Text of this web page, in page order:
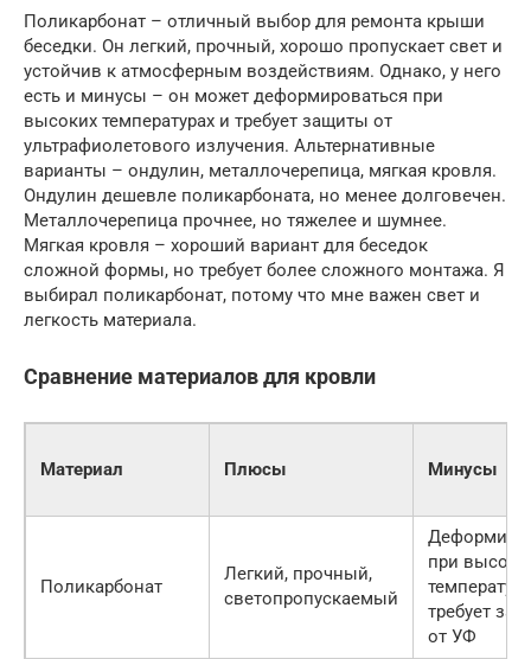
Поликарбонат – отличный выбор для ремонта крыши
беседки. Он легкий, прочный, хорошо пропускает свет и
устойчив к атмосферным воздействиям. Однако, у него
есть и минусы – он может деформироваться при
высоких температурах и требует защиты от
ультрафиолетового излучения. Альтернативные
варианты – ондулин, металлочерепица, мягкая кровля.
Ондулин дешевле поликарбоната, но менее долговечен.
Металлочерепица прочнее, но тяжелее и шумнее.
Мягкая кровля – хороший вариант для беседок
сложной формы, но требует более сложного монтажа. Я
выбирал поликарбонат, потому что мне важен свет и
легкость материала.
Сравнение материалов для кровли
Материал Плюсы Минусы
Поликарбонат
Легкий, прочный,
светопропускаемый
при
требует
от УФ